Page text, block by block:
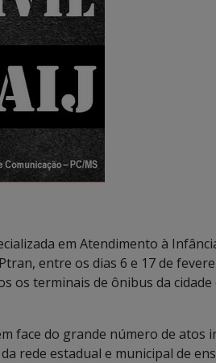
em Atendimento à
entre os dias 6 e 17 de
os terminais de ônibus da cidade
face do grande número de atos
rede estadual e municipal de